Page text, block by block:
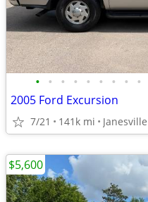
• • • • • • • • •
2005 Ford Excursion
7/21 141k mi Janesville
$5,600